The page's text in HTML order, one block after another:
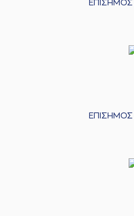
ΕΠΙΣΗΜΟΣ
ΕΠΙΣΗΜΟΣ